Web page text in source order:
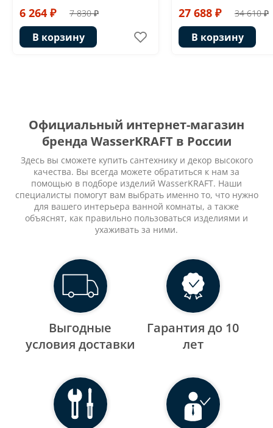
6 264 ₽ 7 830 ₽
В корзину
27 688 ₽ 34 610 ₽
В корзину
Официальный интернет-магазин
бренда WasserKRAFT в России
Здесь вы сможете купить сантехнику и декор высокого
качества. Вы всегда можете обратиться к нам за
помощью в подборе изделий WasserKRAFT. Наши
специалисты помогут вам выбрать именно то, что нужно
для вашего интерьера ванной комнаты, а также
объяснят, как правильно пользоваться изделиями и
ухаживать за ними.
Выгодные
уcловия доставки
Гарантия до 10
лет